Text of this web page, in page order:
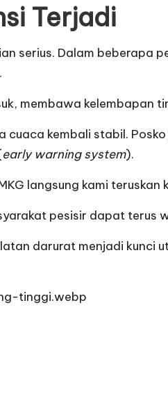
Terjadi
serius. Dalam beberapa
membawa kelembapan
kembali stabil.
early warning system).
langsung kami
pesisir dapat terus
darurat menjadi
tinggi.webp